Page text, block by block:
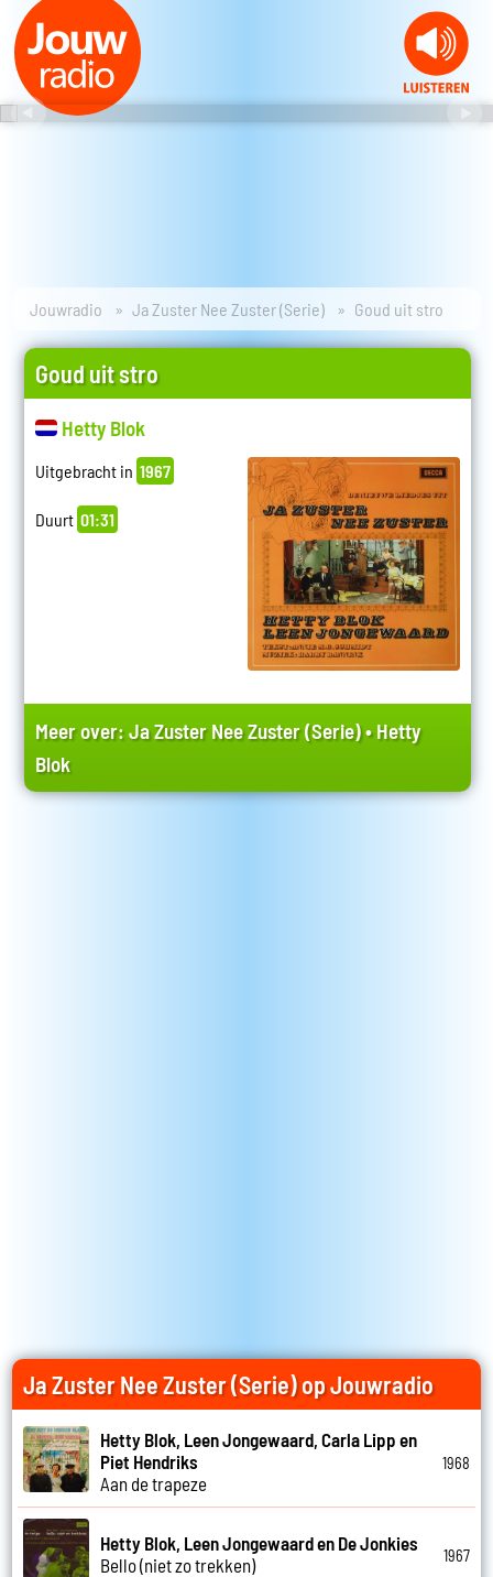
Jouwradio Ja Zuster Nee Zuster (Serie) Goud uit stro
Goud uit stro
Hetty Blok
Uitgebracht in 1967
Duurt 01:31
Meer over:Ja Zuster Nee Zuster (Serie)•Hetty
Blok
Ja Zuster Nee Zuster (Serie) op Jouwradio
Hetty Blok, Leen Jongewaard, Carla Lipp en
Piet Hendriks
Aan de trapeze
1968
Hetty Blok, Leen Jongewaard en De Jonkies
Bello (niet zo trekken)
1967